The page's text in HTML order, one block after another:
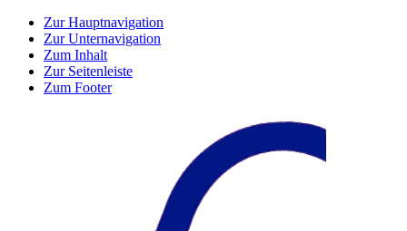
Zur Hauptnavigation
Zur Unternavigation
Zum Inhalt
Zur Seitenleiste
Zum Footer